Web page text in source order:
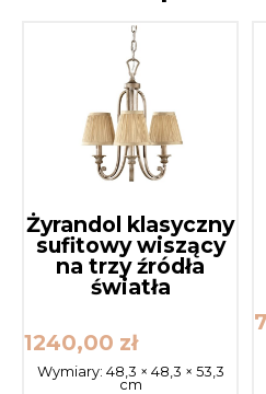
Żyrandol klasyczny
sufitowy wiszący
na trzy źródła
światła
1240,00 zł
Wymiary: 48,3 × 48,3 × 53,3
cm